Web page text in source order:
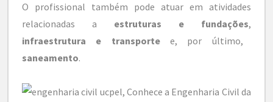
O profissional também pode atuar em atividades
relacionadas a estruturas e fundações,
infraestrutura e transportee, por último,
saneamento.